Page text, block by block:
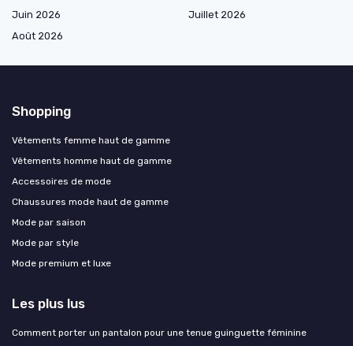
Juin 2026
Juillet 2026
Août 2026
Shopping
Vêtements femme haut de gamme
Vêtements homme haut de gamme
Accessoires de mode
Chaussures mode haut de gamme
Mode par saison
Mode par style
Mode premium et luxe
Les plus lus
Comment porter un pantalon pour une tenue guinguette féminine